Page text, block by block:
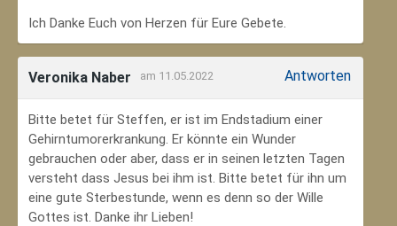
Ich Danke Euch von Herzen für Eure Gebete.
Veronika Naber am 11.05.2022 Antworten
Bitte betet für Steffen, er ist im Endstadium einer
Gehirntumorerkrankung. Er könnte ein Wunder
gebrauchen oder aber, dass er in seinen letzten Tagen
versteht dass Jesus bei ihm ist. Bitte betet für ihn um
eine gute Sterbestunde, wenn es denn so der Wille
Gottes ist. Danke ihr Lieben!